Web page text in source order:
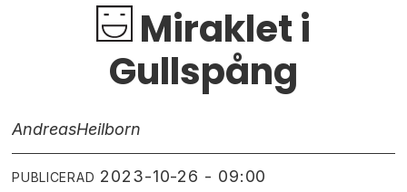
Miraklet i
Gullspång
AndreasHeilborn
PUBLICERAD 2023-10-26 - 09:00